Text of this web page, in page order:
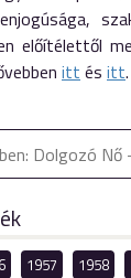
előítélettől
itt és itt.
1957 1958